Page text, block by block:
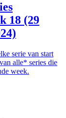
18 (29
serie van start
alle* series die
week.